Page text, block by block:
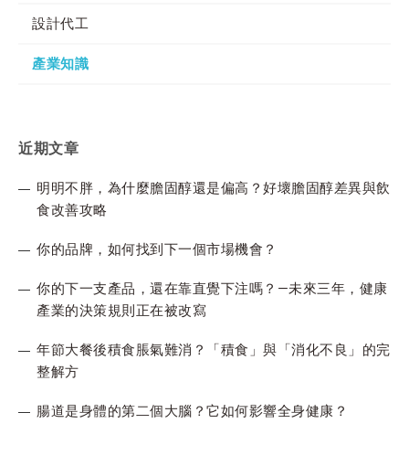
設計代工
產業知識
近期文章
明明不胖，為什麼膽固醇還是偏高？好壞膽固醇差異與飲
食改善攻略
你的品牌，如何找到下一個市場機會？
你的下一支產品，還在靠直覺下注嗎？—未來三年，健康
產業的決策規則正在被改寫
年節大餐後積食脹氣難消？「積食」與「消化不良」的完
整解方
腸道是身體的第二個大腦？它如何影響全身健康？